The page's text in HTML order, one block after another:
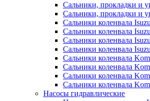
Сальники, прокладки и
Сальники, прокладки и
Сальники коленвала Isuzu
Сальники коленвала Isuzu
Сальники коленвала Isuzu
Сальники коленвала Isuzu
Сальники коленвала
Сальники коленвала
Сальники коленвала
Сальники коленвала
Насосы гидравлические